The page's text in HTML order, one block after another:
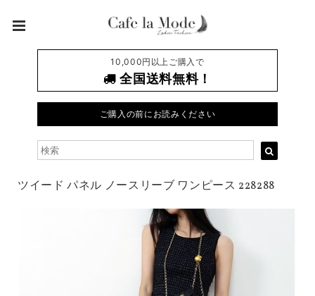
10,000円以上ご購入で
全国送料無料！
ご購入の前にお読みください
ツイード パネル ノースリーブ ワンピース 228288